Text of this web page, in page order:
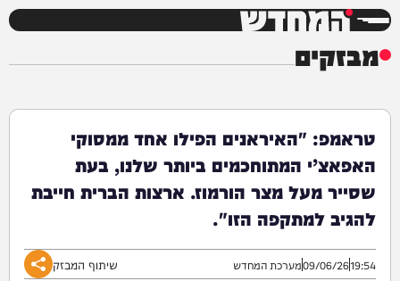
המחדש
מבזקים
טראמפ: "האיראנים הפילו אחד ממסוקי
האפאצ’י המתוחכמים ביותר שלנו, בעת
שסייר מעל מצר הורמוז. ארצות הברית חייבת
להגיב למתקפה הזו".
19:54
09/06/26מערכת המחדש שיתוף המבזק